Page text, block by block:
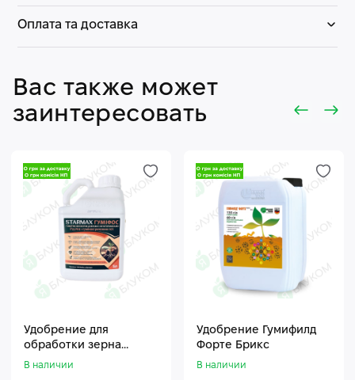
Оплата та доставка
Вас также может
заинтересовать
Удобрение для
обработки зерна
Стармакс Гумифос
В наличии
Удобрение Гумифилд
Форте Брикс
В наличии